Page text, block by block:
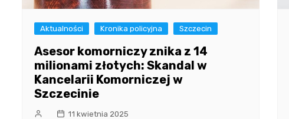
Aktualności Kronika policyjna Szczecin
Asesor komorniczy znika z 14
milionami złotych: Skandal w
Kancelarii Komorniczej w
Szczecinie
11 kwietnia 2025